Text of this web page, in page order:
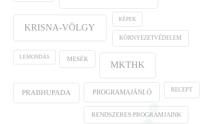
KRISNA-VÖLGY
KÉPEK
KÖRNYEZETVÉDELEM
LEMONDÁS MESÉK
MKTHK
PRABHUPADA PROGRAMAJÁNLÓ RECEPT
RENDSZERES PROGRAMJAINK